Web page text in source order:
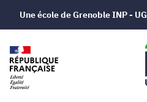
Une école de Grenoble INP -